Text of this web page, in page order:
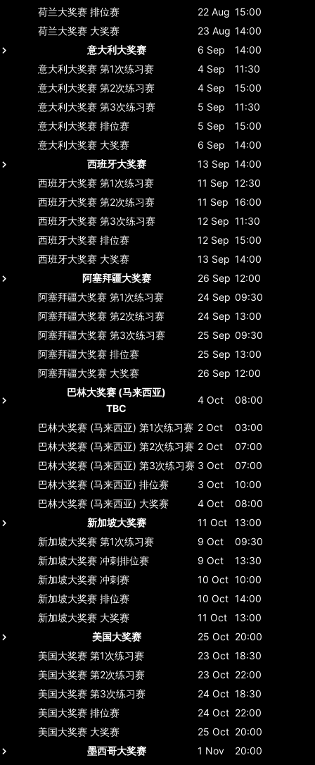
荷兰大奖赛 排位赛 22 Aug 15:00
荷兰大奖赛 大奖赛 23 Aug 14:00
意大利大奖赛
6 Sep
14:00
意大利大奖赛 第1次练习赛 4 Sep
11:30
意大利大奖赛 第2次练习赛 4 Sep
15:00
意大利大奖赛 第3次练习赛 5 Sep
11:30
意大利大奖赛 排位赛 5 Sep
15:00
意大利大奖赛 大奖赛 6 Sep
14:00
西班牙大奖赛
13 Sep 14:00
西班牙大奖赛 第1次练习赛 11 Sep 12:30
西班牙大奖赛 第2次练习赛 11 Sep 16:00
西班牙大奖赛 第3次练习赛 12 Sep 11:30
西班牙大奖赛 排位赛 12 Sep 15:00
西班牙大奖赛 大奖赛 13 Sep 14:00
阿塞拜疆大奖赛
26 Sep 12:00
阿塞拜疆大奖赛 第1次练习赛 24 Sep 09:30
阿塞拜疆大奖赛 第2次练习赛 24 Sep 13:00
阿塞拜疆大奖赛 第3次练习赛 25 Sep 09:30
阿塞拜疆大奖赛 排位赛 25 Sep 13:00
阿塞拜疆大奖赛 大奖赛 26 Sep 12:00
巴林大奖赛 (马来西亚)
TBC
4 Oct 08:00
巴林大奖赛 (马来西亚) 第1次练习赛 2 Oct
03:00
巴林大奖赛 (马来西亚) 第2次练习赛 2 Oct
07:00
巴林大奖赛 (马来西亚) 第3次练习赛 3 Oct
07:00
巴林大奖赛 (马来西亚) 排位赛 3 Oct
10:00
巴林大奖赛 (马来西亚) 大奖赛 4 Oct
08:00
新加坡大奖赛
11 Oct
13:00
新加坡大奖赛 第1次练习赛 9 Oct
09:30
新加坡大奖赛 冲刺排位赛 9 Oct
13:30
新加坡大奖赛 冲刺赛 10 Oct 10:00
新加坡大奖赛 排位赛 10 Oct 14:00
新加坡大奖赛 大奖赛 11 Oct
13:00
美国大奖赛
25 Oct 20:00
美国大奖赛 第1次练习赛 23 Oct 18:30
美国大奖赛 第2次练习赛 23 Oct 22:00
美国大奖赛 第3次练习赛 24 Oct 18:30
美国大奖赛 排位赛 24 Oct 22:00
美国大奖赛 大奖赛 25 Oct 20:00
墨西哥大奖赛
1 Nov
20:00